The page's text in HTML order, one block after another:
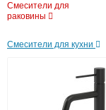
Подъем на этаж.
возможность
Смесители для
раковины
Смесители для кухни